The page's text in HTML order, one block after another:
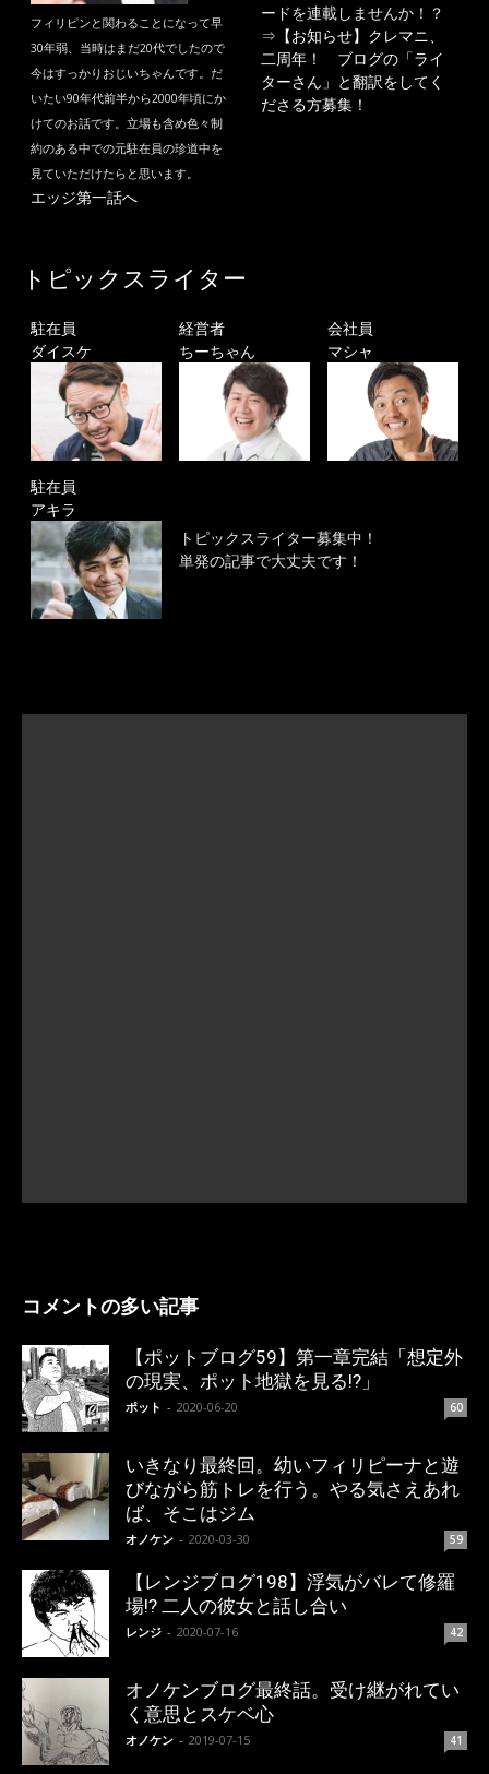
フィリピンと関わることになって早
30年弱、当時はまだ20代でしたので
今はすっかりおじいちゃんです。だ
いたい90年代前半から2000年頃にか
けてのお話です。立場も含め色々制
約のある中での元駐在員の珍道中を
見ていただけたらと思います。
エッジ第一話へ
ードを連載しませんか！？
⇒ 【お知らせ】クレマニ、
二周年！ ブログの「ライ
ターさん」と翻訳をしてく
ださる方募集！
トピックスライター
駐在員
ダイスケ
経営者
ちーちゃん
会社員
マシャ
駐在員
アキラ
トピックスライター募集中！
単発の記事で大丈夫です！
コメントの多い記事
【ポットブログ59】第一章完結「想定外
の現実、ポット地獄を見る!?」
ポット - 2020-06-20 60
いきなり最終回。幼いフィリピーナと遊
びながら筋トレを行う。やる気さえあれ
ば、そこはジム
オノケン - 2020-03-30 59
【レンジブログ198】浮気がバレて修羅
場!? 二人の彼女と話し合い
レンジ - 2020-07-16 42
オノケンブログ最終話。受け継がれてい
く意思とスケベ心
オノケン - 2019-07-15 41